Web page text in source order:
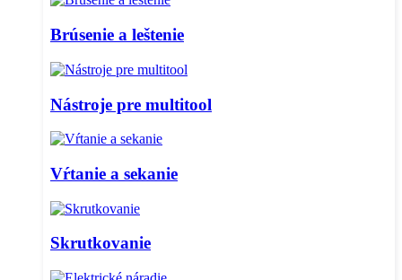
Brúsenie a leštenie
Nástroje pre multitool
Vŕtanie a sekanie
Skrutkovanie